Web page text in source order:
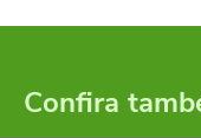
Confira